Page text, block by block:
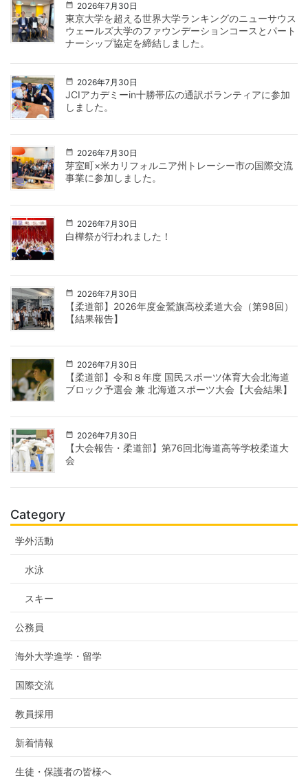
2026年7月30日
東京大学を超える世界大学ランキングのニューサウス
ウェールズ大学のファウンデーションコースとパート
ナーシップ協定を締結しました。
2026年7月30日
JCIアカデミーin十勝帯広の通訳ボランティアに参加
しました。
2026年7月30日
芽室町×米カリフォルニア州トレーシー市の国際交流
事業に参加しました。
2026年7月30日
白樺祭が行われました！
2026年7月30日
【柔道部】2026年度金鷲旗高校柔道大会（第98回）
【結果報告】
2026年7月30日
【柔道部】令和８年度 国民スポーツ体育大会北海道
ブロック予選会 兼 北海道スポーツ大会【大会結果】
2026年7月30日
【大会報告・柔道部】第76回北海道高等学校柔道大
会
Category
学外活動
水泳
スキー
公務員
海外大学進学・留学
国際交流
教員採用
新着情報
生徒・保護者の皆様へ